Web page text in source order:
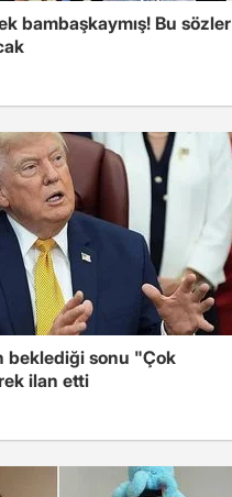
bambaşkaymış! Bu sözler
beklediği sonu "Çok
ilan etti